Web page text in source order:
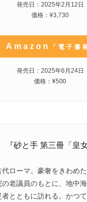
発売日：2025年2月12日
価格：¥3,730
Amazon 「電子書
発売日：2025年6月24日
価格：¥500
『砂と手 第三冊「皇
代ローマ。豪奢をきわめ
老議員のもとに、地中
とともに訪れる。かつ